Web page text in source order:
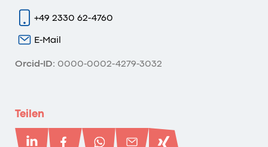
+49 2330 62-4760
E-Mail
Orcid-ID: 0000-0002-4279-3032
Teilen